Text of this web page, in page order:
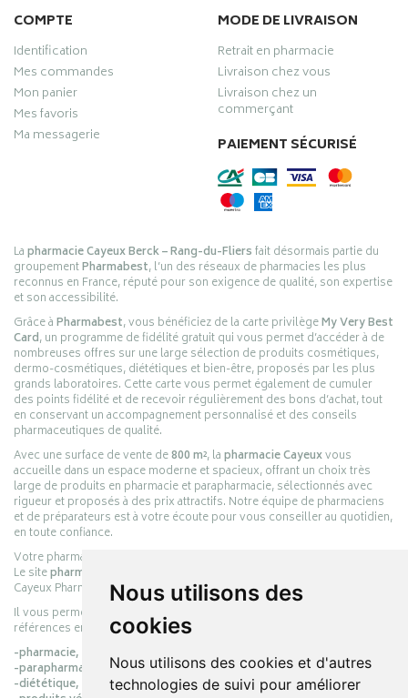
Nous utilisons des
cookies
Nous utilisons des cookies et d'autres
technologies de suivi pour améliorer
COMPTE
Identification
Mes commandes
Mon panier
Mes favoris
Ma messagerie
MODE DE LIVRAISON
Retrait en pharmacie
Livraison chez vous
Livraison chez un
commerçant
PAIEMENT SÉCURISÉ
Lapharmacie Cayeux Berck – Rang-du-Fliersfait désormais partie du
groupementPharmabest, l’un des réseaux de pharmacies les plus
reconnus en France, réputé pour son exigence de qualité, son expertise
et son accessibilité.
Grâce àPharmabest, vous bénéficiez de la carte privilègeMy Very Best
Card, un programme de fidélité gratuit qui vous permet d’accéder à de
nombreuses offres sur une large sélection de produits cosmétiques,
dermo-cosmétiques, diététiques et bien-être, proposés par les plus
grands laboratoires. Cette carte vous permet également de cumuler
des points fidélité et de recevoir régulièrement des bons d’achat, tout
en conservant un accompagnement personnalisé et des conseils
pharmaceutiques de qualité.
Avec une surface de vente de800 m², lapharmacie Cayeuxvous
accueille dans un espace moderne et spacieux, offrant un choix très
large de produits en pharmacie et parapharmacie, sélectionnés avec
rigueur et proposés à des prix attractifs. Notre équipe de pharmaciens
et de préparateurs est à votre écoute pour vous conseiller au quotidien,
en toute confiance.
Votre pharmacie en ligne :
Le sitepharmacie-cayeux.fr
Cayeux Pharmabest Berck-sur-Mer – Rang-du-Fliers.
Il vous permet de réaliser vos achats en ligne parmi des milliers de
références en :
-pharmacie,
-parapharmacie,
-diététique,